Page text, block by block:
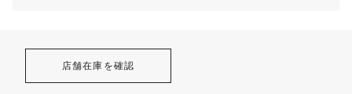
店舗在庫を確認